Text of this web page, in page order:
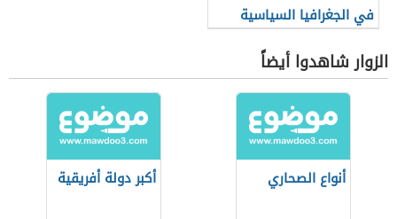
في الجغرافيا السياسية
الزوار شاهدوا أيضاً
أنواع الصحاري أكبر دولة أفريقية